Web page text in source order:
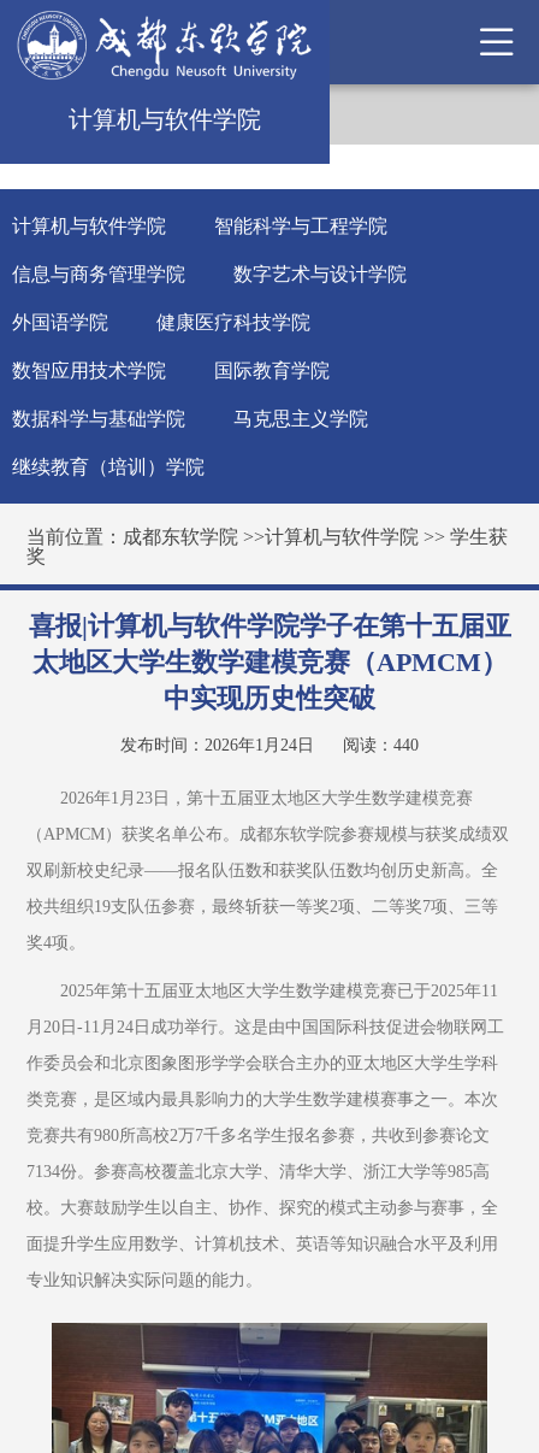
计算机与软件学院
计算机与软件学院 智能科学与工程学院
信息与商务管理学院 数字艺术与设计学院
外国语学院 健康医疗科技学院
数智应用技术学院 国际教育学院
数据科学与基础学院 马克思主义学院
继续教育（培训）学院
当前位置： 成都东软学院 >>计算机与软件学院 >>学生获
奖
喜报|计算机与软件学院学子在第十五届亚
太地区大学生数学建模竞赛（APMCM）
中实现历史性突破
发布时间：2026年1月24日 阅读： 440
2026年1月23日，第十五届亚太地区大学生数学建模竞赛
（APMCM）获奖名单公布。成都东软学院参赛规模与获奖成绩双
双刷新校史纪录——报名队伍数和获奖队伍数均创历史新高。全
校共组织19支队伍参赛，最终斩获一等奖2项、二等奖7项、三等
奖4项。
2025年第十五届亚太地区大学生数学建模竞赛已于2025年11
月20日-11月24日成功举行。这是由中国国际科技促进会物联网工
作委员会和北京图象图形学学会联合主办的亚太地区大学生学科
类竞赛，是区域内最具影响力的大学生数学建模赛事之一。本次
竞赛共有980所高校2万7千多名学生报名参赛，共收到参赛论文
7134份。参赛高校覆盖北京大学、清华大学、浙江大学等985高
校。大赛鼓励学生以自主、协作、探究的模式主动参与赛事，全
面提升学生应用数学、计算机技术、英语等知识融合水平及利用
专业知识解决实际问题的能力。